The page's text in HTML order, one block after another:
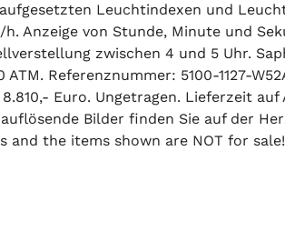
Leuchtindexen und
Anzeige von Stunde, Minute und
zwischen 4 und 5 Uhr.
Referenznummer: 5100-1127-
Euro. Ungetragen. Lieferzeit
Bilder finden Sie auf der
the items shown are NOT for